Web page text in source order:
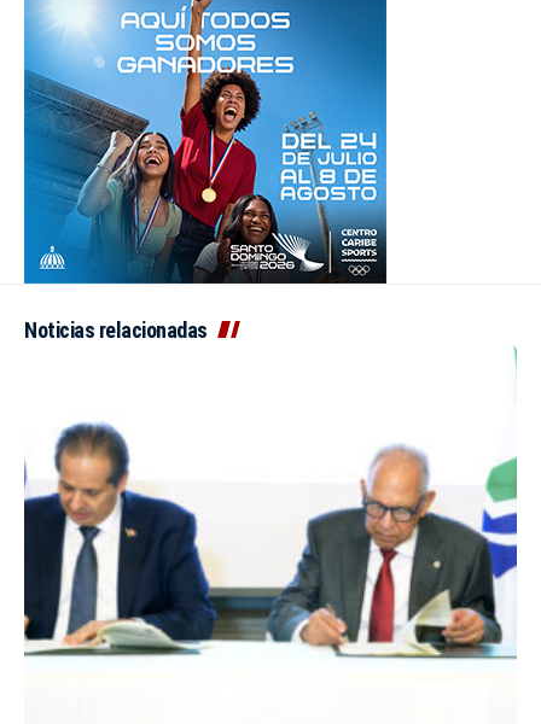
Noticias relacionadas